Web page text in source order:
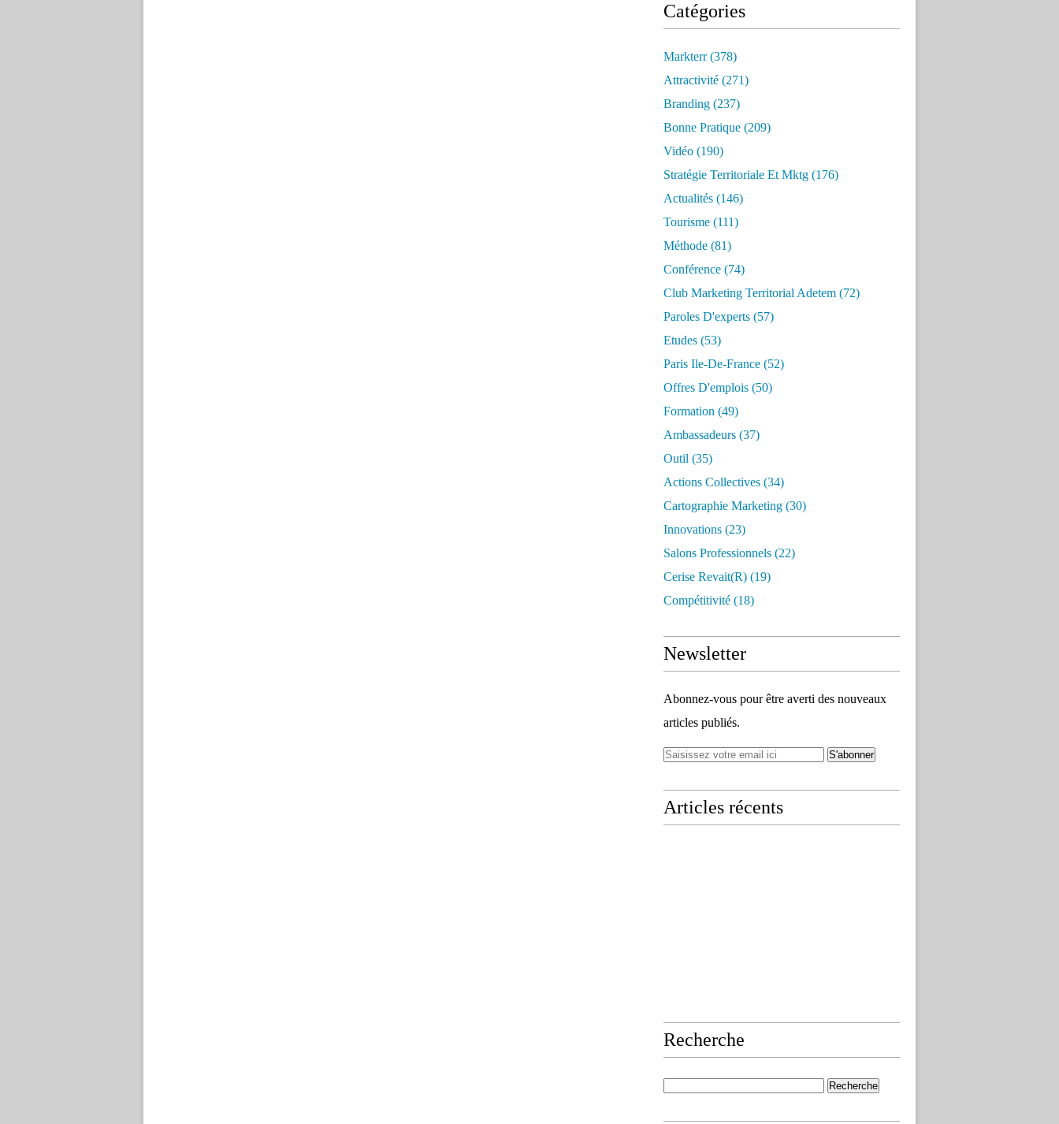
Catégories
Markterr(378)
Attractivité (271)
Branding (237)
Bonne Pratique (209)
Vidéo (190)
Stratégie Territoriale Et Mktg (176)
Actualités (146)
Tourisme (111)
Méthode (81)
Conférence (74)
Club Marketing Territorial Adetem (72)
Paroles D'experts (57)
Etudes (53)
Paris Ile-De-France (52)
Offres D'emplois (50)
Formation (49)
Ambassadeurs (37)
Outil (35)
Actions Collectives (34)
Cartographie Marketing (30)
Innovations (23)
Salons Professionnels (22)
Cerise Revait(r) (19)
Compétitivité (18)
Newsletter
Abonnez-vous pour être averti des nouveaux
articles publiés.
Articles récents
Recherche